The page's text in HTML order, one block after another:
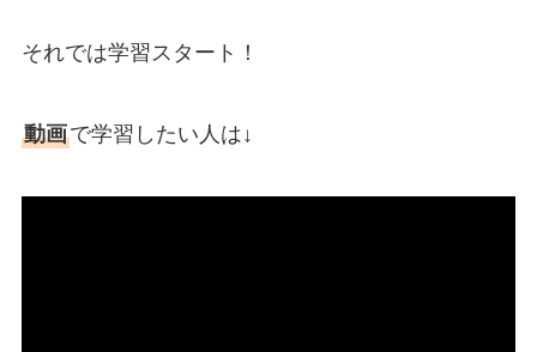
それでは学習スタート！
動画で学習したい人は↓